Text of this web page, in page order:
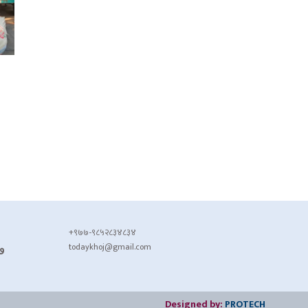
+९७७-९८५२८३४८३४
todaykhoj@gmail.com
Designed by: PROTECH